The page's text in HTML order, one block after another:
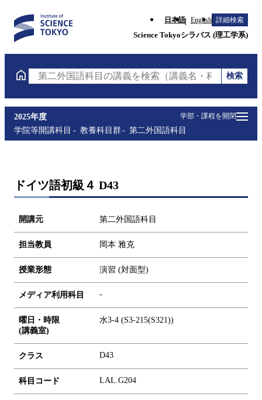
日本語 English 詳細検索
Science Tokyoシラバス (理工学系)
第二外国語科目の講義を検索（講義名・科目コード・
検索
学部・課程を開閉
2025年度
学院等開講科目
教養科目群 第二外国語科目
ドイツ語初級４ D43
開講元 第二外国語科目
担当教員 岡本 雅克
授業形態 演習 (対面型)
メディア利用科目 -
曜日・時限
(講義室)
水3-4 (S3-215(S321))
クラス D43
科目コード LAL.G204